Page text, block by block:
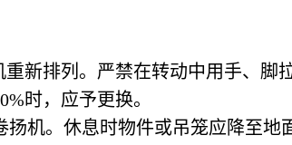
新排列。严禁在转动中用手、脚
时，应予更换。
扬机。休息时物件或吊笼应降